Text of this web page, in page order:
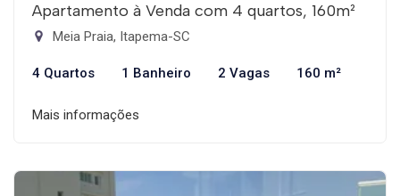
Apartamento à Venda com 4 quartos, 160m²
Meia Praia, Itapema-SC
4 Quartos 1 Banheiro 2 Vagas 160 m²
Mais informações